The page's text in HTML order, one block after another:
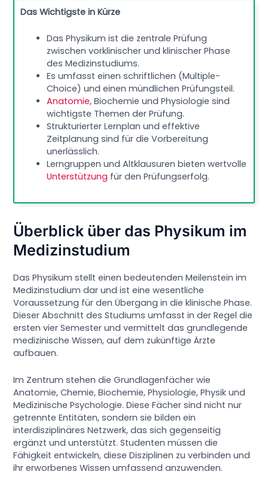
Das Wichtigste in Kürze
Das Physikum ist die zentrale Prüfung
zwischen vorklinischer und klinischer Phase
des Medizinstudiums.
Es umfasst einen schriftlichen (Multiple-
Choice) und einen mündlichen Prüfungsteil.
Anatomie, Biochemie und Physiologie sind
wichtigste Themen der Prüfung.
Strukturierter Lernplan und effektive
Zeitplanung sind für die Vorbereitung
unerlässlich.
Lerngruppen und Altklausuren bieten wertvolle
Unterstützung für den Prüfungserfolg.
Überblick über das Physikum im
Medizinstudium
Das Physikum stellt einen bedeutenden Meilenstein im
Medizinstudium dar und ist eine wesentliche
Voraussetzung für den Übergang in die klinische Phase.
Dieser Abschnitt des Studiums umfasst in der Regel die
ersten vier Semester und vermittelt das grundlegende
medizinische Wissen, auf dem zukünftige Ärzte
aufbauen.
Im Zentrum stehen die Grundlagenfächer wie
Anatomie, Chemie, Biochemie, Physiologie, Physik und
Medizinische Psychologie. Diese Fächer sind nicht nur
getrennte Entitäten, sondern sie bilden ein
interdisziplinäres Netzwerk, das sich gegenseitig
ergänzt und unterstützt. Studenten müssen die
Fähigkeit entwickeln, diese Disziplinen zu verbinden und
ihr erworbenes Wissen umfassend anzuwenden.